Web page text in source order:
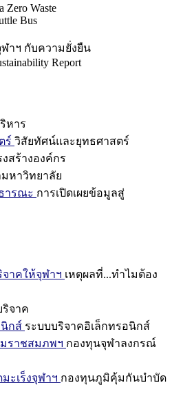
Zero Waste
Bus
ฬาฯ กับความยั่งยืน
Report
หาร
ร์ วิสัยทัศน์และยุทธศาสตร์
สร้างองค์กร
หาวิทยาลัย
ารณะ การเปิดเผยข้อมูลสู่
จาคให้จุฬาฯ เหตุผลที่...ทำไมต้อง
ริจาค
นิกส์ ระบบบริจาคอิเล็กทรอนิกส์
ราชสมภพฯ กองทุนจุฬาลงกรณ์
ะเร็งจุฬาฯ กองทุนภูมิคุ้มกันบำบัด